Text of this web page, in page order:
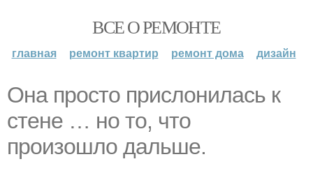
ВСЕ О РЕМОНТЕ
главная ремонт квартир ремонт дома дизайн
Она просто прислонилась к
стене … но то, что
произошло дальше.